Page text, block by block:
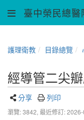
臺中榮民總
護理衛教 目錄總覽
經導管二尖
分享 列印
瀏覽: 3842, 最近修訂: